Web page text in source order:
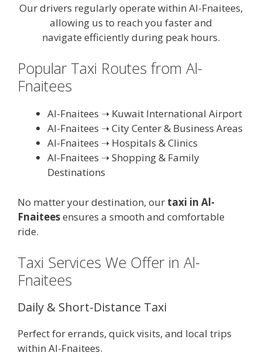
Our drivers regularly operate within Al-Fnaitees,
allowing us to reach you faster and
navigate efficiently during peak hours.
Popular Taxi Routes from Al-
Fnaitees
Al-Fnaitees ➝ Kuwait International Airport
Al-Fnaitees ➝ City Center & Business Areas
Al-Fnaitees ➝ Hospitals & Clinics
Al-Fnaitees ➝ Shopping & Family
Destinations
No matter your destination, our taxi in Al-
Fnaiteesensures a smooth and comfortable
ride.
Taxi Services We Offer in Al-
Fnaitees
Daily & Short-Distance Taxi
Perfect for errands, quick visits, and local trips
within Al-Fnaitees.